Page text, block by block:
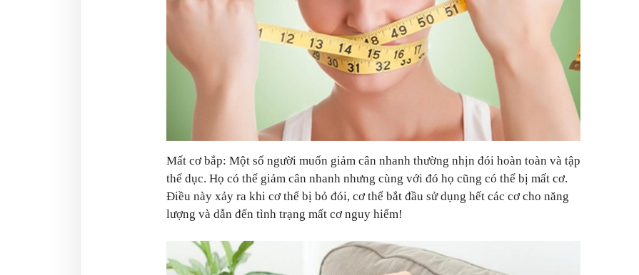
Mất cơ bắp: Một số người muốn giảm cân nhanh thường nhịn đói hoàn toàn và tập
thể dục. Họ có thể giảm cân nhanh nhưng cùng với đó họ cũng có thể bị mất cơ.
Điều này xảy ra khi cơ thể bị bỏ đói, cơ thể bắt đầu sử dụng hết các cơ cho năng
lượng và dẫn đến tình trạng mất cơ nguy hiểm!